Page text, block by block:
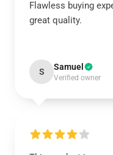
Flawless buying
great quality.
S Samuel
Verified owner